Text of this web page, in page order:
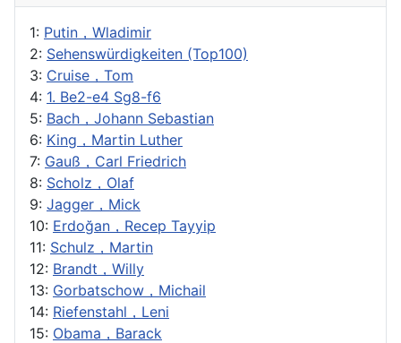
1: Putin，Wladimir
2: Sehenswürdigkeiten (Top100)
3: Cruise，Tom
4: 1. Be2-e4 Sg8-f6
5: Bach，Johann Sebastian
6: King，Martin Luther
7: Gauß，Carl Friedrich
8: Scholz，Olaf
9: Jagger，Mick
10: Erdoğan，Recep Tayyip
11: Schulz，Martin
12: Brandt，Willy
13: Gorbatschow，Michail
14: Riefenstahl，Leni
15: Obama，Barack